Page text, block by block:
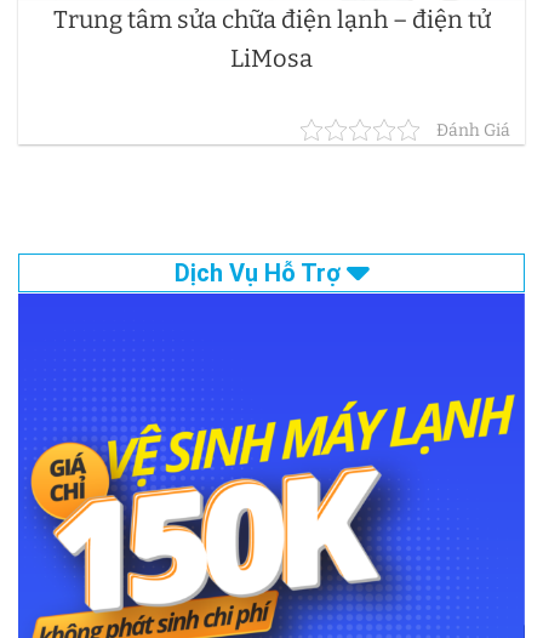
Trung tâm sửa chữa điện lạnh – điện tử
LiMosa
Đánh Giá
Dịch Vụ Hỗ Trợ